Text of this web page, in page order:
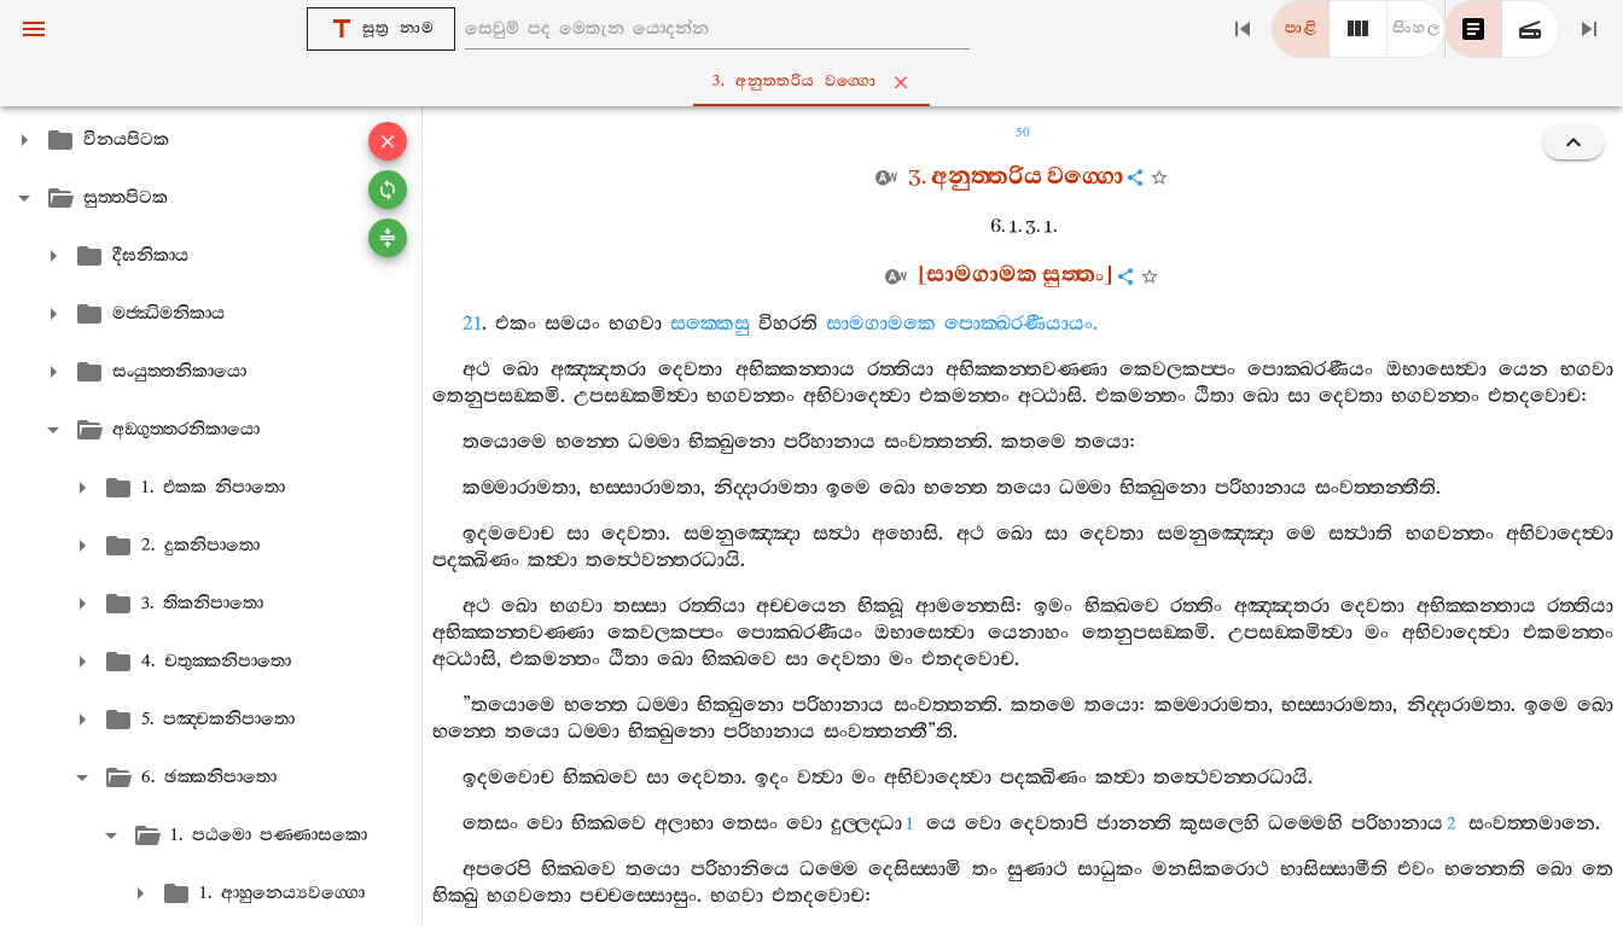
සූත්‍ර නාම පාළි සිංහල
3. අනුත‍්තරිය වග‍්ගො
විනයපිටක
සුත‍්තපිටක
දීඝනිකාය
මජ‍්ඣිමනිකාය
සංයුත‍්තනිකායො
අඞ‍්ගුත‍්තරනිකායො
1. එකක නිපාතො
2. දුකනිපාතො
3. තිකනිපාතො
4. චතුක‍්කනිපාතො
5. පඤ‍්චකනිපාතො
6. ඡක‍්කනිපාතො
1. පඨමො පණ‍්ණාසකො
1. ආහුනෙය්‍යවග‍්ගො
50
3.අනුත‍්තරියවග‍්ගො
6. 1. 3. 1.
[සාමගාමකසුත‍්තං]
21. එකං සමයං භගවා සක‍්කෙසු විහරති සාමගාමකෙ පොක‍්ඛරණීයායං.
අථ ඛො අඤ‍්ඤතරා දෙවතා අභික‍්කන‍්තාය රත‍්තියා අභික‍්කන‍්තවණ‍්ණා කෙවලකප‍්පං පොක‍්ඛරණීයං ඔභාසෙත්‍වා යෙන භගවා
තෙනුපසඞ‍්කමි. උපසඞ‍්කමිත්‍වා භගවන‍්තං අභිවාදෙත්‍වා එකමන‍්තං අට‍්ඨාසි. එකමන‍්තං ඨිතා ඛො සා දෙවතා භගවන‍්තං එතදවොච:
තයොමෙ භන‍්තෙ ධම‍්මා භික‍්ඛුනො පරිහානාය සංවත‍්තන‍්ති. කතමෙ තයො:
කම‍්මාරාමතා, භස‍්සාරාමතා, නිද‍්දාරාමතා ඉමෙ ඛො භන‍්තෙ තයො ධම‍්මා භික‍්ඛුනො පරිහානාය සංවත‍්තන‍්තීති.
ඉදමවොච සා දෙවතා. සමනුඤ‍්ඤො සත්‍ථා අහොසි. අථ ඛො සා දෙවතා සමනුඤ‍්ඤො මෙ සත්‍ථාති භගවන‍්තං අභිවාදෙත්‍වා
පදක‍්ඛිණං කත්‍වා තත්‍ථෙවන‍්තරධායි.
අථ ඛො භගවා තස‍්සා රත‍්තියා අච‍්චයෙන භික‍්ඛූ ආමන‍්තෙසි:ඉමං භික‍්ඛවෙ රත‍්තිං අඤ‍්ඤතරා දෙවතා අභික‍්කන‍්තාය රත‍්තියා
අභික‍්කන‍්තවණ‍්ණා කෙවලකප‍්පං පොක‍්ඛරණීයං ඔභාසෙත්‍වා යෙනාහං තෙනුපසඞ‍්කමි. උපසඞ‍්කමිත්‍වා මං අභිවාදෙත්‍වා එකමන‍්තං
අට‍්ඨාසි, එකමන‍්තං ඨිතා ඛො භික‍්ඛවෙ සා දෙවතා මං එතදවොච.
”තයොමෙ භන‍්තෙ ධම‍්මා භික‍්ඛුනො පරිහානාය සංවත‍්තන‍්ති. කතමෙ තයො:කම‍්මාරාමතා,භස‍්සාරාමතා, නිද‍්දාරාමතා. ඉමෙ ඛො
භන‍්තෙ තයො ධම‍්මා භික‍්ඛුනො පරිහානාය සංවත‍්තන‍්තී”ති.
ඉදමවොච භික‍්ඛවෙ සා දෙවතා. ඉදං වත්‍වා මං අභිවාදෙත්‍වා පදක‍්ඛිණං කත්‍වා තත්‍ථෙවන‍්තරධායි.
තෙසං වො භික‍්ඛවෙ අලාභා තෙසං වො දුල‍්ලද‍්ධා 1 යෙ වො දෙවතාපි ජානන‍්ති කුසලෙහි ධම‍්මෙහි පරිහානාය 2 සංවත‍්තමානෙ.
අපරෙපි භික‍්ඛවෙ තයො පරිහානියෙ ධම‍්මෙ දෙසිස‍්සාමි තං සුණාථ සාධුකං මනසිකරොථ භාසිස‍්සාමීති එවං භන‍්තෙති ඛො තෙ
භික‍්ඛු භගවතො පච‍්චස‍්සොසුං. භගවා එතදවොච: